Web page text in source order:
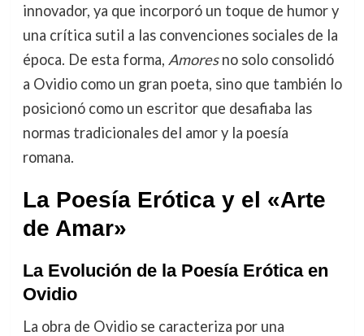
innovador, ya que incorporó un toque de humor y
una crítica sutil a las convenciones sociales de la
época. De esta forma, Amoresno solo consolidó
a Ovidio como un gran poeta, sino que también lo
posicionó como un escritor que desafiaba las
normas tradicionales del amor y la poesía
romana.
La Poesía Erótica y el «Arte
de Amar»
La Evolución de la Poesía Erótica en
Ovidio
La obra de Ovidio se caracteriza por una